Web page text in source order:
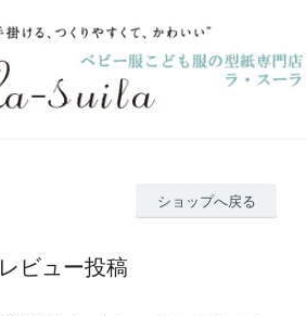
ショップへ戻る
レビュー投稿